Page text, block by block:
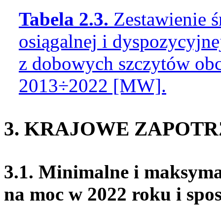
Tabela 2.3. Zestawienie
osiągalnej i
z dobowych szczytów
2013÷2022 [MW].
3. KRAJOWE
3.1. Minimalne i
na moc w 2022 roku i